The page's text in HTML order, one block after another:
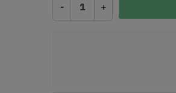
- +